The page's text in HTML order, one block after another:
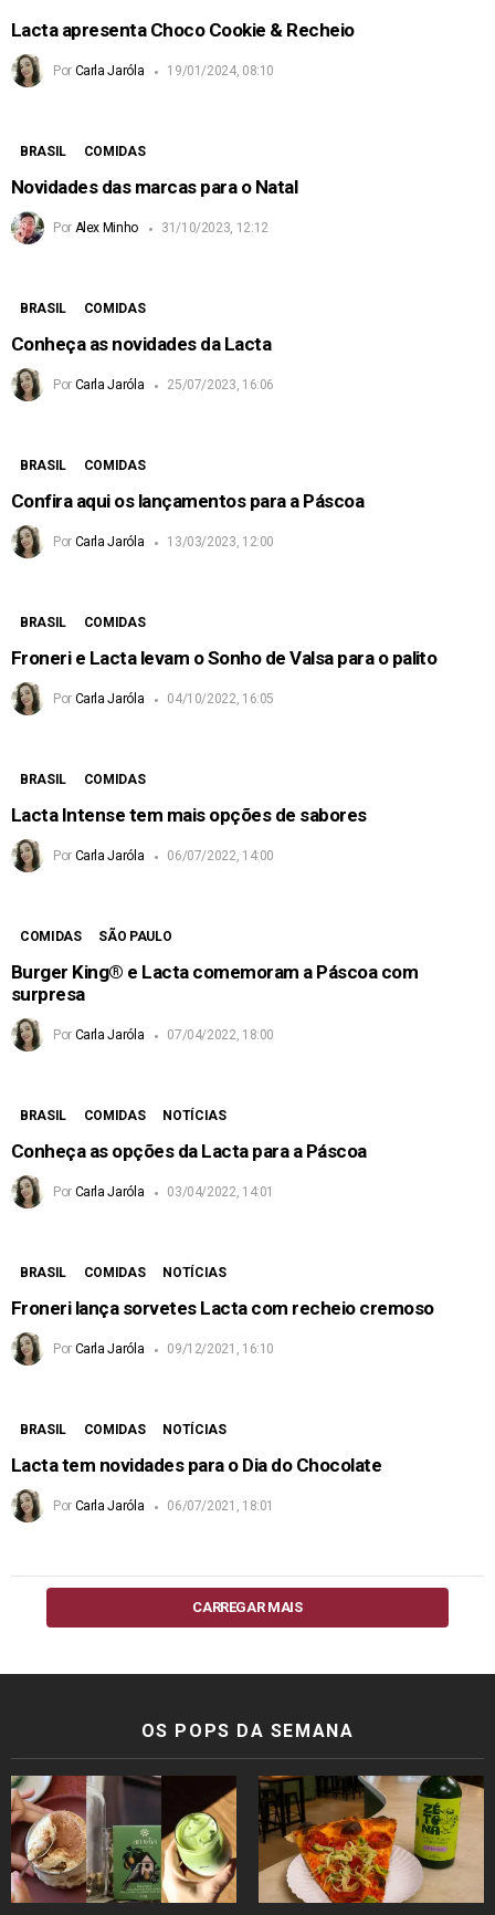
Lacta apresenta Choco Cookie & Recheio
Por Carla Jaróla 19/01/2024, 08:10
BRASIL COMIDAS
Novidades das marcas para o Natal
Por Alex Minho 31/10/2023, 12:12
BRASIL COMIDAS
Conheça as novidades da Lacta
Por Carla Jaróla 25/07/2023, 16:06
BRASIL COMIDAS
Confira aqui os lançamentos para a Páscoa
Por Carla Jaróla 13/03/2023, 12:00
BRASIL COMIDAS
Froneri e Lacta levam o Sonho de Valsa para o palito
Por Carla Jaróla 04/10/2022, 16:05
BRASIL COMIDAS
Lacta Intense tem mais opções de sabores
Por Carla Jaróla 06/07/2022, 14:00
COMIDAS SÃO PAULO
Burger King® e Lacta comemoram a Páscoa com
surpresa
Por Carla Jaróla 07/04/2022, 18:00
BRASIL COMIDAS NOTÍCIAS
Conheça as opções da Lacta para a Páscoa
Por Carla Jaróla 03/04/2022, 14:01
BRASIL COMIDAS NOTÍCIAS
Froneri lança sorvetes Lacta com recheio cremoso
Por Carla Jaróla 09/12/2021, 16:10
BRASIL COMIDAS NOTÍCIAS
Lacta tem novidades para o Dia do Chocolate
Por Carla Jaróla 06/07/2021, 18:01
CARREGAR MAIS
OS POPS DA SEMANA